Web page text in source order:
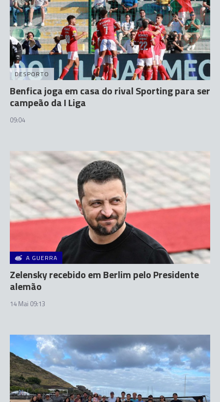
DESPORTO
Benfica joga em casa do rival Sporting para ser
campeão da I Liga
09:04
A GUERRA
Zelensky recebido em Berlim pelo Presidente
alemão
14 Mai 09:13